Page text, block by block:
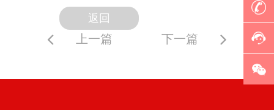
返回
上一篇 下一篇